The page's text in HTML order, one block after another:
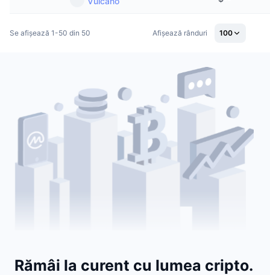
Se afișează 1-50 din 50 Afișează rânduri 100
Rămâi la curent cu lumea cripto.